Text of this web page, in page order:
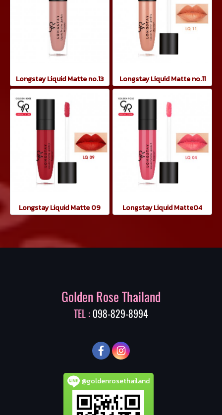
Longstay Liquid Matte no.13 Longstay Liquid Matte no.11
Longstay Liquid Matte 09 Longstay Liquid Matte04
Golden Rose Thailand
TEL : 098-829-8994
@goldenrosethailand